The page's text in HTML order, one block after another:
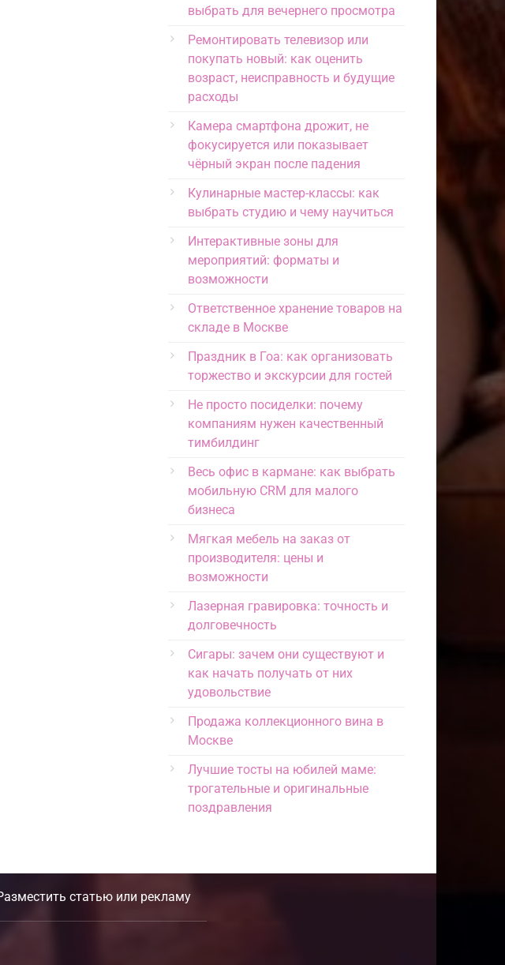
выбрать для вечернего просмотра
Ремонтировать телевизор или
покупать новый: как оценить
возраст, неисправность и будущие
расходы
Камера смартфона дрожит, не
фокусируется или показывает
чёрный экран после падения
Кулинарные мастер-классы: как
выбрать студию и чему научиться
Интерактивные зоны для
мероприятий: форматы и
возможности
Ответственное хранение товаров на
складе в Москве
Праздник в Гоа: как организовать
торжество и экскурсии для гостей
Не просто посиделки: почему
компаниям нужен качественный
тимбилдинг
Весь офис в кармане: как выбрать
мобильную CRM для малого
бизнеса
Мягкая мебель на заказ от
производителя: цены и
возможности
Лазерная гравировка: точность и
долговечность
Сигары: зачем они существуют и
как начать получать от них
удовольствие
Продажа коллекционного вина в
Москве
Лучшие тосты на юбилей маме:
трогательные и оригинальные
поздравления
статью или рекламу